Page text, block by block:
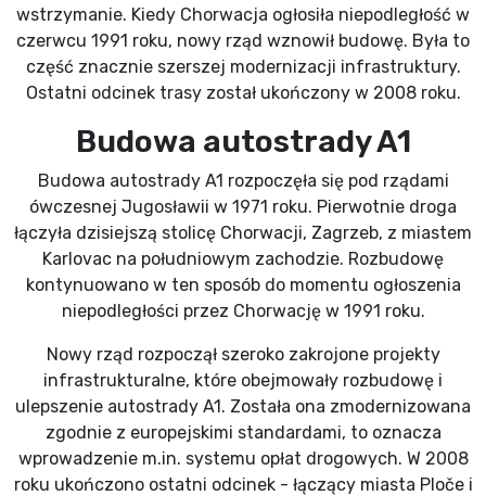
wstrzymanie. Kiedy Chorwacja ogłosiła niepodległość w
czerwcu 1991 roku, nowy rząd wznowił budowę. Była to
część znacznie szerszej modernizacji infrastruktury.
Ostatni odcinek trasy został ukończony w 2008 roku.
Budowa autostrady A1
Budowa autostrady A1 rozpoczęła się pod rządami
ówczesnej Jugosławii w 1971 roku. Pierwotnie droga
łączyła dzisiejszą stolicę Chorwacji, Zagrzeb, z miastem
Karlovac na południowym zachodzie. Rozbudowę
kontynuowano w ten sposób do momentu ogłoszenia
niepodległości przez Chorwację w 1991 roku.
Nowy rząd rozpoczął szeroko zakrojone projekty
infrastrukturalne, które obejmowały rozbudowę i
ulepszenie autostrady A1. Została ona zmodernizowana
zgodnie z europejskimi standardami, to oznacza
wprowadzenie m.in. systemu opłat drogowych. W 2008
roku ukończono ostatni odcinek - łączący miasta Ploče i